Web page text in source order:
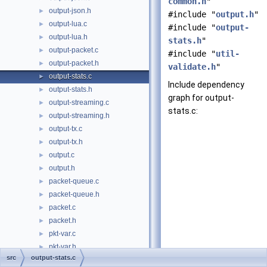
► output-json.h
► output-lua.c
► output-lua.h
► output-packet.c
► output-packet.h
► output-stats.c
► output-stats.h
► output-streaming.c
► output-streaming.h
► output-tx.c
► output-tx.h
► output.c
► output.h
► packet-queue.c
► packet-queue.h
► packet.c
► packet.h
► pkt-var.c
► pkt-var.h
► queue.h
#include "output.h"
#include "output-
stats.h"
#include "util-
validate.h"
Include dependency
graph for output-
stats.c:
src output-stats.c